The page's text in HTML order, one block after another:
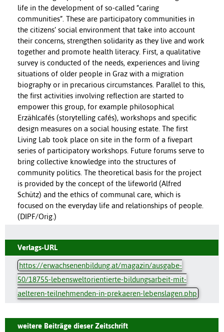
life in the development of so-called “caring
communities”. These are participatory communities in
the citizens’ social environment that take into account
their concerns, strengthen solidarity as they live and work
together and promote health literacy. First, a qualitative
survey is conducted of the needs, experiences and living
situations of older people in Graz with a migration
biography or in precarious circumstances. Parallel to this,
the first activities involving reflection are started to
empower this group, for example philosophical
Erzählcafés (storytelling cafés), workshops and specific
design measures on a social housing estate. The first
Living Lab took place on site in the form of a fivepart
series of participatory workshops. Future forums serve to
bring collective knowledge into the structures of
community politics. The theoretical basis for the project
is provided by the concept of the lifeworld (Alfred
Schütz) and the ethics of communal care, which is
focused on the everyday life and relationships of people.
(DIPF/Orig.)
Verlags-URL
https://erwachsenenbildung.at/magazin/ausgabe-
50/18755-lebensweltorientierte-bildungsarbeit-mit-
aelteren-teilnehmenden-in-prekaeren-lebenslagen.php
weitere Beiträge dieser Zeitschrift